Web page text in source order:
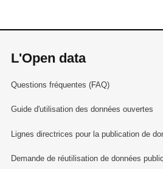
L'Open data
Questions fréquentes (FAQ)
Guide d'utilisation des données ouvertes
Lignes directrices pour la publication de
Demande de réutilisation de données